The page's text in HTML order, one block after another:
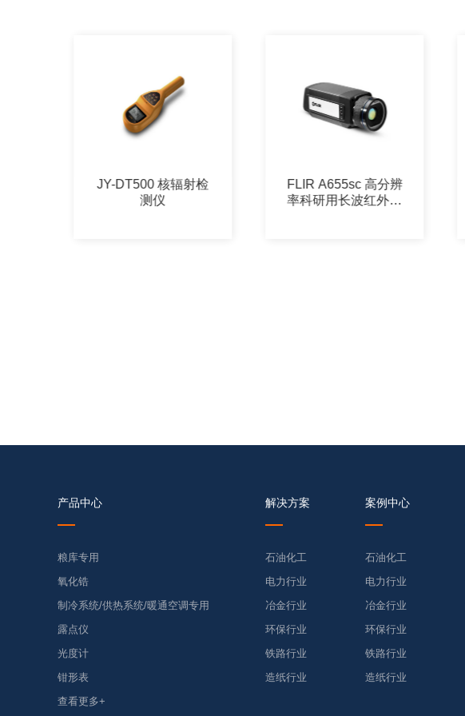
JY-DT500 核辐射检
测仪
FLIR A655sc 高分辨
率科研用长波红外热
产品中心
粮库专用
氧化锆
制冷系统/供热系统/暖通空调专用
露点仪
光度计
钳形表
查看更多+
解决方案
石油化工
电力行业
冶金行业
环保行业
铁路行业
造纸行业
案例中心
石油化工
电力行业
冶金行业
环保行业
铁路行业
造纸行业